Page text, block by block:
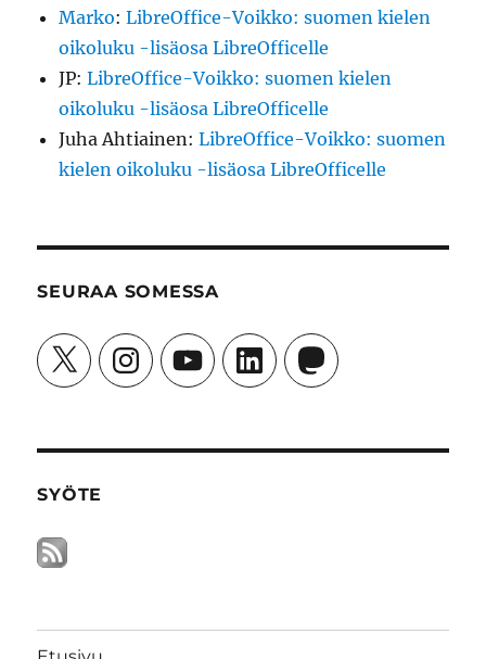
Marko:LibreOffice-Voikko: suomen kielen
oikoluku -lisäosa LibreOfficelle
JP:LibreOffice-Voikko: suomen kielen
oikoluku -lisäosa LibreOfficelle
Juha Ahtiainen:LibreOffice-Voikko: suomen
kielen oikoluku -lisäosa LibreOfficelle
SEURAA SOMESSA
X InstagramYouTubeLinkedInMastodon
SYÖTE